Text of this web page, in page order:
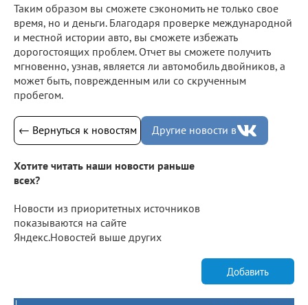
Таким образом вы сможете сэкономить не только свое
время, но и деньги. Благодаря проверке международной
и местной истории авто, вы сможете избежать
дорогостоящих проблем. Отчет вы сможете получить
мгновенно, узнав, является ли автомобиль двойников, а
может быть, поврежденным или со скрученным
пробегом.
← Вернуться к новостям Другие новости в
Хотите читать наши новости раньше
всех?
Новости из приоритетных источников
показываются на сайте
Яндекс.Новостей выше других
Добавить